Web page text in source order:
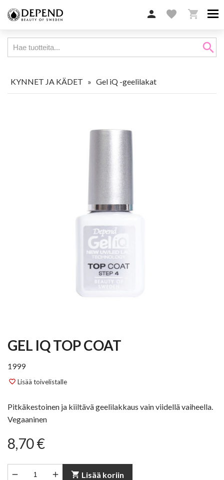
 favorite 
search
KYNNET JA KÄDET » Gel iQ -geelilakat
GEL IQ TOP COAT
1999
favorite_border Lisää toivelistalle
Pitkäkestoinen ja kiiltävä geelilakkaus vain viidellä vaiheella.
Vegaaninen
8,70 €
  shopping_cart Lisää koriin